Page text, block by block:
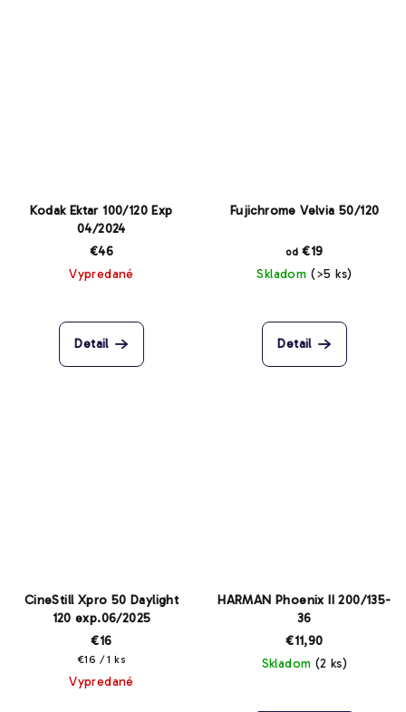
Kodak Ektar 100/120 Exp
04/2024
€46
Vypredané
Detail
Fujichrome Velvia 50/120
od €19
Skladom (>5 ks)
Detail
CineStill Xpro 50 Daylight
120 exp.06/2025
€16
Jednotková
cena:
€16 / 1 ks
Vypredané
HARMAN Phoenix II 200/135-
36
€11,90
Skladom (2 ks)